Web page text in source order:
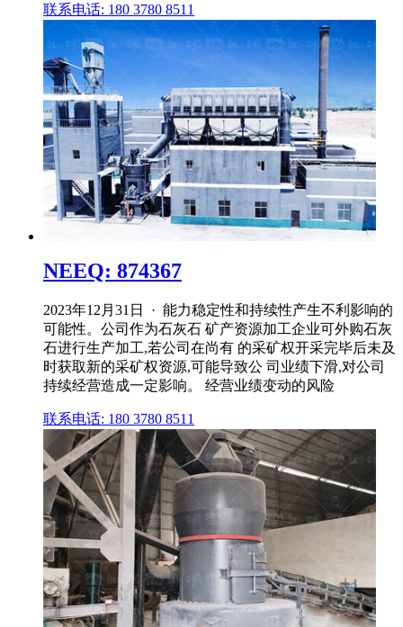
联系电话: 180 3780 8511
NEEQ: 874367
2023年12月31日 · 能力稳定性和持续性产生不利影响的
可能性。公司作为石灰石 矿产资源加工企业可外购石灰
石进行生产加工,若公司在尚有 的采矿权开采完毕后未及
时获取新的采矿权资源,可能导致公 司业绩下滑,对公司
持续经营造成一定影响。 经营业绩变动的风险
联系电话: 180 3780 8511